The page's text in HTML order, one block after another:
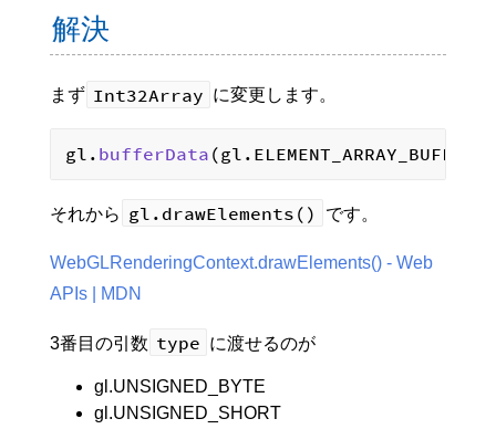
解決
まず Int32Array に変更します。
gl. bufferData (gl. ELEMENT_ARRAY_BUFFER
それから gl.drawElements() です。
WebGLRenderingContext.drawElements() - Web
APIs | MDN
3番目の引数 type に渡せるのが
gl.UNSIGNED_BYTE
gl.UNSIGNED_SHORT